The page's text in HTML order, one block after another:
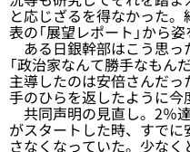
と応じざるを得なかった
表の「展望レポート」から姿
ある日銀幹部はこう思っ
「政治家なんて勝手なもん
主導したのは安倍さんだっ
手のひらを返したように今
共同声明の見直し。2％
がスタートした時、すで
さなくなっていた。少な